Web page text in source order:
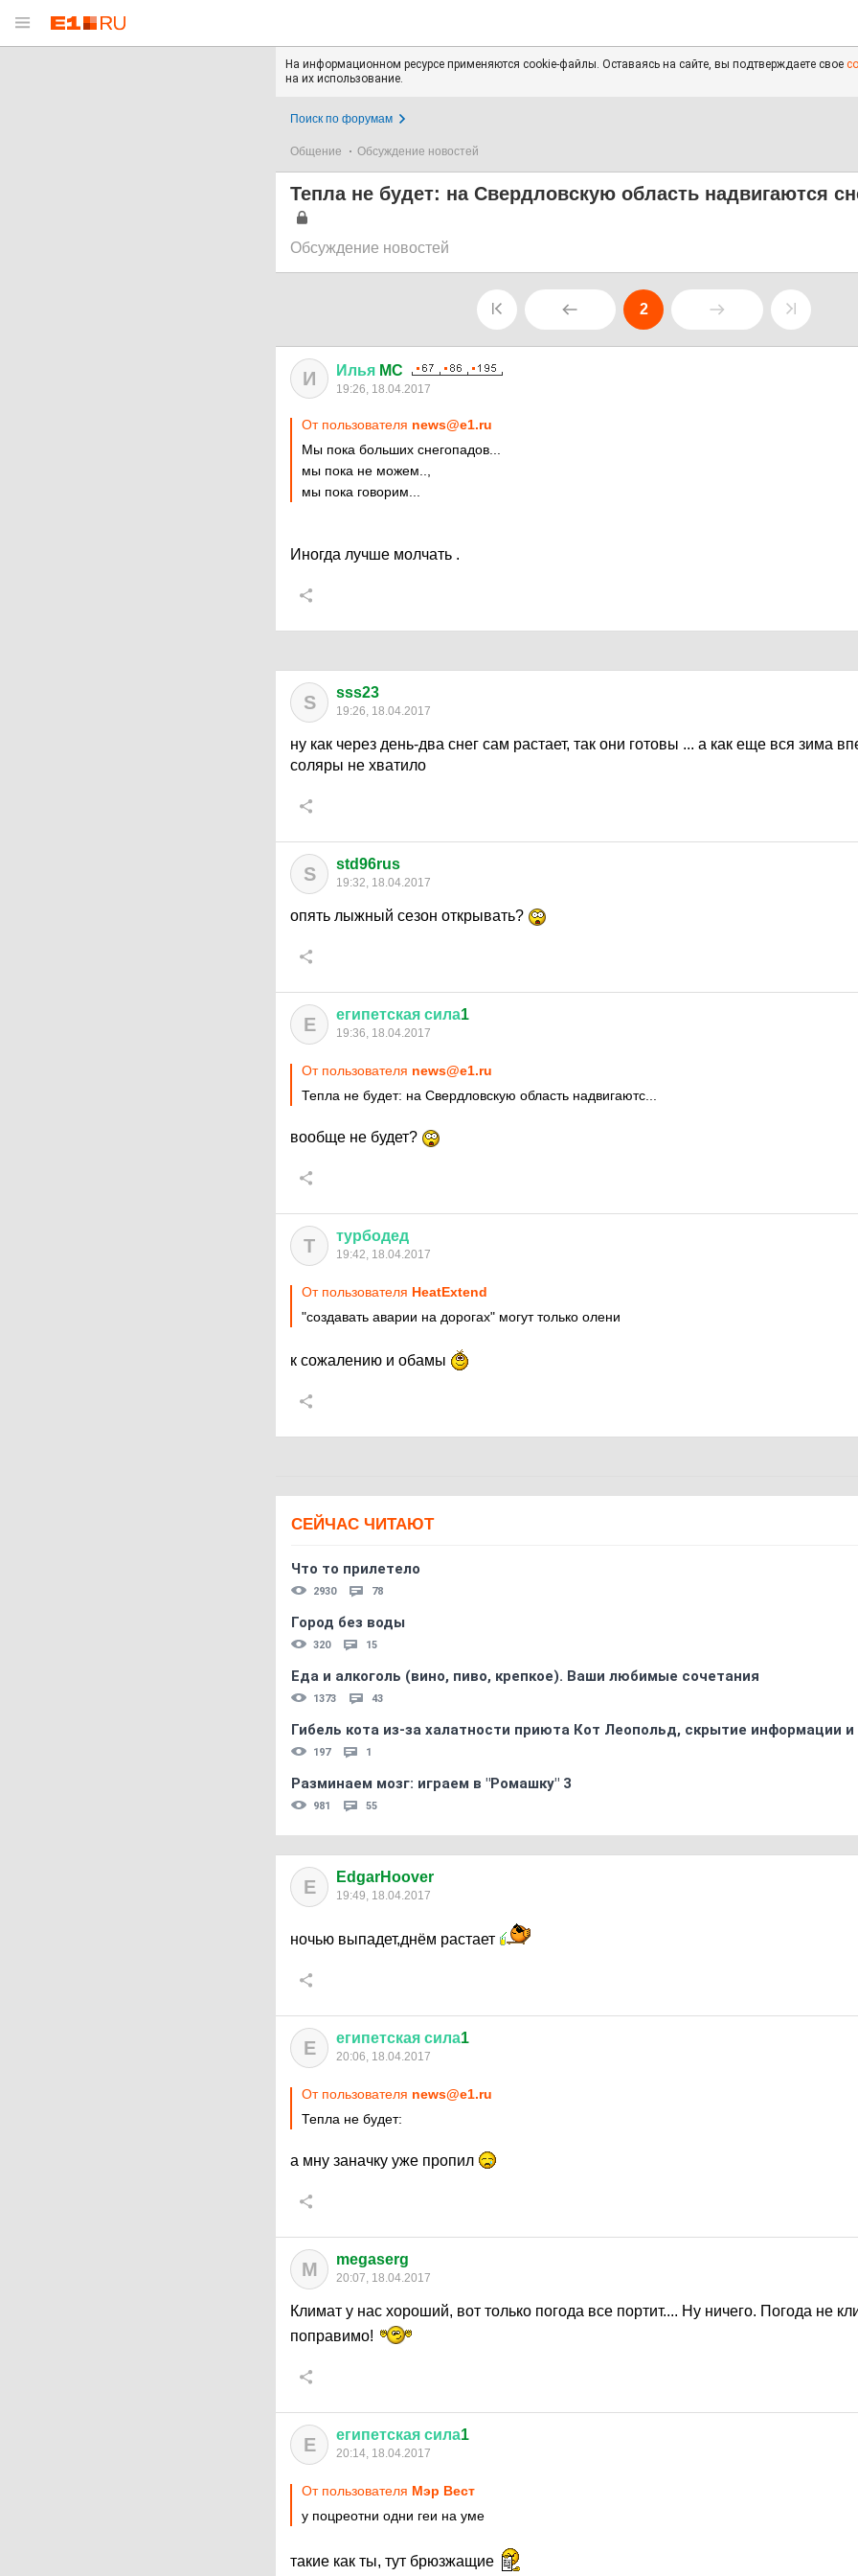
На информационном ресурсе применяются cookie-файлы. Оставаясь на сайте, вы подтверждаете свое
на их использование.
Поиск по форумам
Общение Обсуждение новостей
Тепла не будет: на Свердловскую область надвигаются
Обсуждение новостей
2
И Илья MC
19:26, 18.04.2017
От пользователя news@e1.ru
Мы пока больших снегопадов...
мы пока не можем..,
мы пока говорим...
Иногда лучше молчать .
S sss23
19:26, 18.04.2017
ну как через день-два снег сам растает, так они готовы ... а как еще вся зима
соляры не хватило
S std96rus
19:32, 18.04.2017
опять лыжный сезон открывать?
Е египетская сила1
19:36, 18.04.2017
От пользователя news@e1.ru
Тепла не будет: на Свердловскую область надвигаютс...
вообще не будет?
Т турбодед
19:42, 18.04.2017
От пользователя HeatExtend
"создавать аварии на дорогах" могут только олени
к сожалению и обамы
СЕЙЧАС ЧИТАЮТ
Что то прилетело
2930 78
Город без воды
320 15
Еда и алкоголь (вино, пиво, крепкое). Ваши любимые сочетания
1373 43
Гибель кота из-за халатности приюта Кот Леопольд, скрытиe информации
197 1
Разминаем мозг: играем в "Ромашку" 3
981 55
E EdgarHoover
19:49, 18.04.2017
ночью выпадет,днём растает
Е египетская сила1
20:06, 18.04.2017
От пользователя news@e1.ru
Тепла не будет:
а мну заначку уже пропил
M megaserg
20:07, 18.04.2017
Климат у нас хороший, вот только погода все портит.... Ну ничего. Погода не
поправимо!
Е египетская сила1
20:14, 18.04.2017
От пользователя Мэр Вест
у поцреотни одни геи на уме
такие как ты, тут брюзжащие